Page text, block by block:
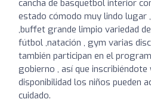
cancha de basquetbol interior
estado cómodo muy lindo lugar
,buffet grande limpio variedad
fútbol ,natación , gym varias
también participan en el
gobierno , así que inscribiéndote
disponibilidad los niños pueden
cuidado.